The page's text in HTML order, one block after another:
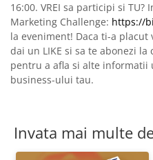
16:00. VREI sa participi si
Marketing Challenge: https://
la eveniment! Daca ti-a
dai un LIKE si sa te abonezi
pentru a afla si alte informatii
business-ului tau.
Invata mai multe